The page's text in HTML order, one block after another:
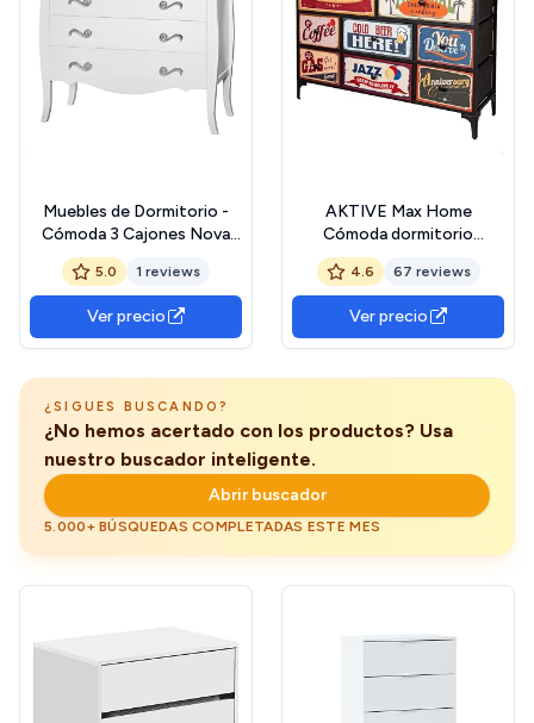
Muebles de Dormitorio -
Cómoda 3 Cajones Nova
Blanca (100x35x80)
5.0 1 reviews
Ver precio
AKTIVE Max Home
Cómoda dormitorio
multiusos, Gráficos retro y
vintage, 8 cajones de tela
ligeros, 103x30x77 cm,
Estructura acero, Tablero
madera, Mesitas de noche,
4.6 67 reviews
Ver precio
¿SIGUES BUSCANDO?
¿No hemos acertado con los productos? Usa
nuestro buscador inteligente.
Abrir buscador
5.000+ BÚSQUEDAS COMPLETADAS ESTE MES